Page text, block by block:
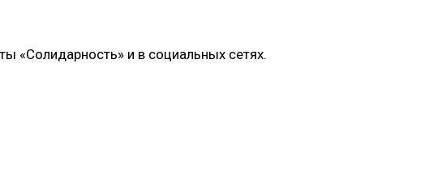
«Солидарность» и в социальных сетях.